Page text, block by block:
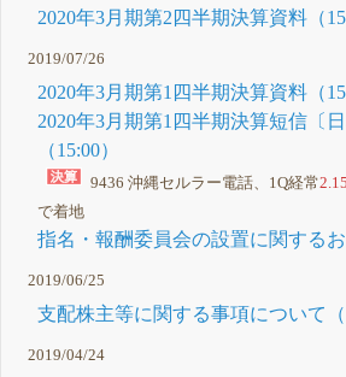
2020年3月期第2四半期決算資料（
2019/07/26
2020年3月期第1四半期決算資料（
2020年3月期第1四半期決算短信〔
（15:00）
9436 沖縄セルラー電話、1Q経常
で着地
指名・報酬委員会の設置に関するお
2019/06/25
支配株主等に関する事項について（
2019/04/24